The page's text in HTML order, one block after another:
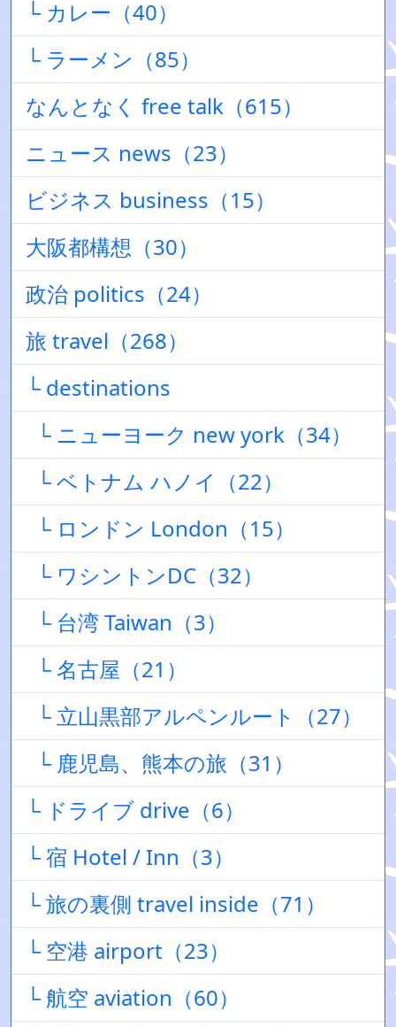
└ カレー（40）
└ ラーメン（85）
なんとなく free talk（615）
ニュース news（23）
ビジネス business（15）
大阪都構想（30）
政治 politics（24）
旅 travel（268）
└ destinations
└ ニューヨーク new york（34）
└ ベトナム ハノイ（22）
└ ロンドン London（15）
└ ワシントンDC（32）
└ 台湾 Taiwan（3）
└ 名古屋（21）
└ 立山黒部アルペンルート（27）
└ 鹿児島、熊本の旅（31）
└ ドライブ drive（6）
└ 宿 Hotel / Inn（3）
└ 旅の裏側 travel inside（71）
└ 空港 airport（23）
└ 航空 aviation（60）